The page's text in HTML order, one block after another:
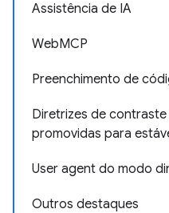
Assistência de IA
WebMCP
Preenchimento de
Diretrizes de
promovidas para
User agent do modo
Outros destaques